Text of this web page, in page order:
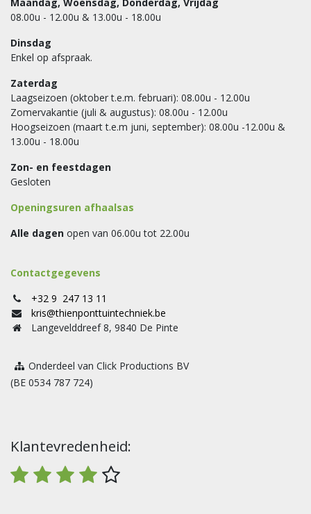
08.00u - 12.00u & 13.00u - 18.00u
Dinsdag
Enkel op afspraak.
Zaterdag
Laagseizoen (oktober t.e.m. februari): 08.00u - 12.00u
Zomervakantie (juli & augustus): 08.00u - 12.00u
Hoogseizoen (maart t.e.m juni, september): 08.00u -12.00u &
13.00u - 18.00u
Zon- en feestdagen
Gesloten
Openingsuren afhaalsas
Alle dagen open van 06.00u tot 22.00u
Contactgegevens
+32 9 247 13 11
kris@thienponttuintechniek.be
Langevelddreef 8, 9840 De Pinte
Onderdeel van Click Productions BV
(BE 0534 787 724)
Klantevredenheid: